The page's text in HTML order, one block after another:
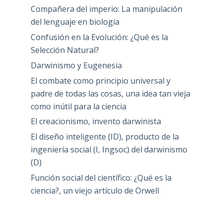
Compañera del imperio: La manipulación
del lenguaje en biología
Confusión en la Evolución: ¿Qué es la
Selección Natural?
Darwinismo y Eugenesia
El combate como principio universal y
padre de todas las cosas, una idea tan vieja
como inútil para la ciencia
El creacionismo, invento darwinista
El diseño inteligente (ID), producto de la
ingeniería social (I, Ingsoc) del darwinismo
(D)
Función social del científico: ¿Qué es la
ciencia?, un viejo artículo de Orwell